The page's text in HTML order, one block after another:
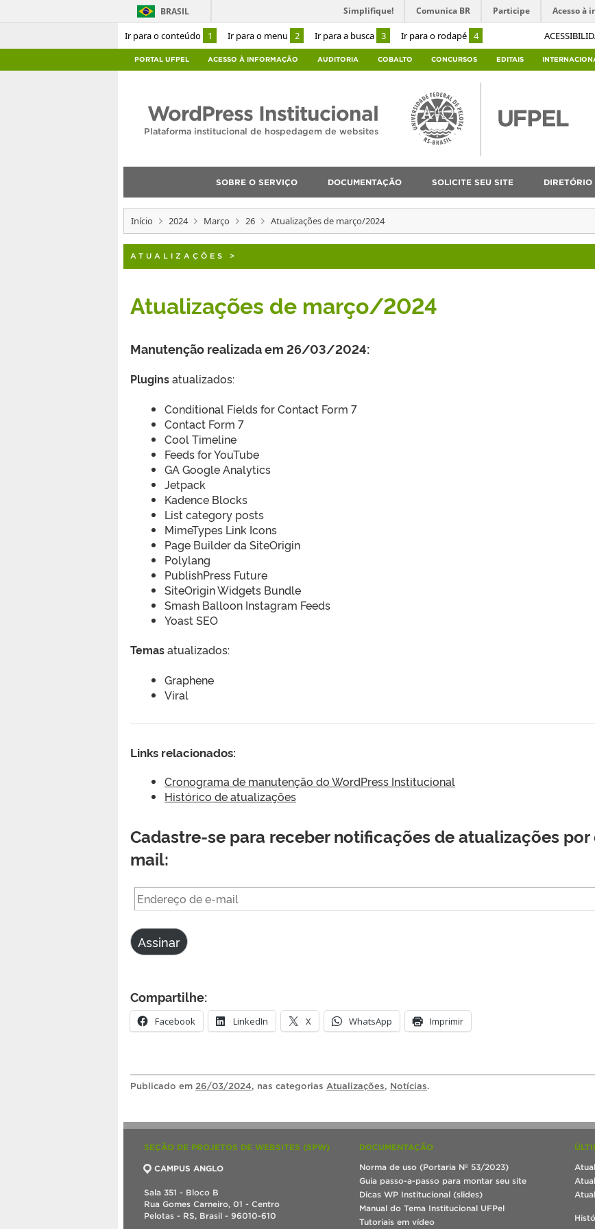
Ir para o conteúdo 1 Ir para o menu 2 Ir para a busca 3 Ir para o rodapé 4
BRASIL Simplifique! Comunica BR Participe Acesso à
PORTAL UFPEL ACESSO À INFORMAÇÃO AUDITORIA COBALTO CONCURSOS EDITAIS
WordPress Institucional
Plataforma institucional de hospedagem de websites
SOBRE O SERVIÇO DOCUMENTAÇÃO SOLICITE SEU SITE DIRETÓRIO
Início 2024 Março 26 Atualizações de março/2024
ATUALIZAÇÕES >
Atualizações de março/2024
Manutenção realizada em 26/03/2024:
Pluginsatualizados:
Conditional Fields for Contact Form 7
Contact Form 7
Cool Timeline
Feeds for YouTube
GA Google Analytics
Jetpack
Kadence Blocks
List category posts
MimeTypes Link Icons
Page Builder da SiteOrigin
Polylang
PublishPress Future
SiteOrigin Widgets Bundle
Smash Balloon Instagram Feeds
Yoast SEO
Temasatualizados:
Graphene
Viral
Links relacionados:
Cronograma de manutenção do WordPress Institucional
Histórico de atualizações
Cadastre-se para receber notificações de atualizações por
mail:
Endereço
de
e-
mail
Assinar
Compartilhe:
Facebook LinkedIn X WhatsApp Imprimir
Publicado em 26/03/2024, nas categorias Atualizações, Notícias.
SEÇÃO DE PROJETOS DE WEBSITES (SPW)
CAMPUS ANGLO
Sala 351 - Bloco B
Rua Gomes Carneiro, 01 - Centro
Pelotas - RS, Brasil - 96010-610
DOCUMENTAÇÃO
Norma de uso (Portaria Nº 53/2023)
Guia passo-a-passo para montar seu site
Dicas WP Institucional (slides)
Manual do Tema Institucional UFPel
Tutoriais em vídeo